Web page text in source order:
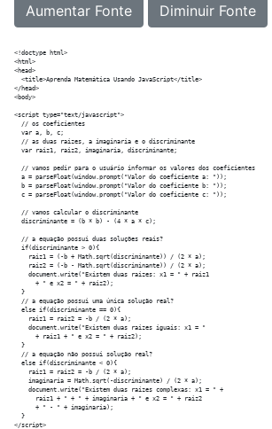
Aumentar Fonte Diminuir Fonte
<!doctype html>
<html>
<head>
  <title>Aprenda Matemática Usando JavaScript</title>
</head>
<body>
<script type="text/javascript">
  // os coeficientes
  var a, b, c;
  // as duas raizes, a imaginaria e o discriminante
  var raiz1, raiz2, imaginaria, discriminante;
  // vamos pedir para o usuário informar os valores dos coeficientes
  a = parseFloat(window.prompt("Valor do coeficiente a: "));
  b = parseFloat(window.prompt("Valor do coeficiente b: "));
  c = parseFloat(window.prompt("Valor do coeficiente c: "));
  // vamos calcular o discriminante
  discriminante = (b * b) - (4 * a * c);
  // a equação possui duas soluções reais?
  if(discriminante > 0){
    raiz1 = (-b + Math.sqrt(discriminante)) / (2 * a);
    raiz2 = (-b - Math.sqrt(discriminante)) / (2 * a);
    document.write("Existem duas raizes: x1 = " + raiz1
      + " e x2 = " + raiz2);
  }
  // a equação possui uma única solução real?
  else if(discriminante == 0){
    raiz1 = raiz2 = -b / (2 * a);
    document.write("Existem duas raizes iguais: x1 = "
      + raiz1 + " e x2 = " + raiz2);
  }
  // a equação não possui solução real?
  else if(discriminante < 0){
    raiz1 = raiz2 = -b / (2 * a);
    imaginaria = Math.sqrt(-discriminante) / (2 * a);
    document.write("Existem duas raízes complexas: x1 = " +
      raiz1 + " + " + imaginaria + " e x2 = " + raiz2
      + " - " + imaginaria);
  }
</script>